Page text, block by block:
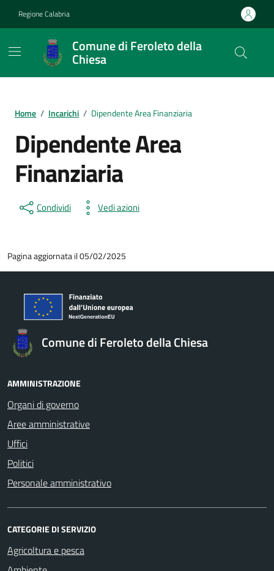
Regione Calabria
Comune di Feroleto della
Chiesa
Home / Incarichi / Dipendente Area Finanziaria
Dipendente Area
Finanziaria
Condividi Vedi azioni
Pagina aggiornata il 05/02/2025
Comune di Feroleto della Chiesa
AMMINISTRAZIONE
Organi di governo
Aree amministrative
Uffici
Politici
Personale amministrativo
CATEGORIE DI SERVIZIO
Agricoltura e pesca